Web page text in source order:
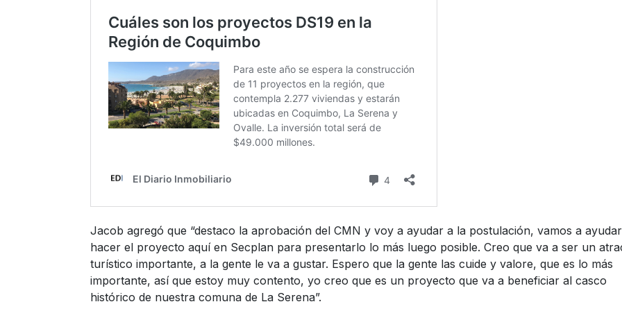
Jacob agregó que “destaco la aprobación del CMN y voy a ayudar a la postulación, vamos a
hacer el proyecto aquí en Secplan para presentarlo lo más luego posible. Creo que va a ser un
turístico importante, a la gente le va a gustar. Espero que la gente las cuide y valore, que es lo más
importante, así que estoy muy contento, yo creo que es un proyecto que va a beneficiar al casco
histórico de nuestra comuna de La Serena”.